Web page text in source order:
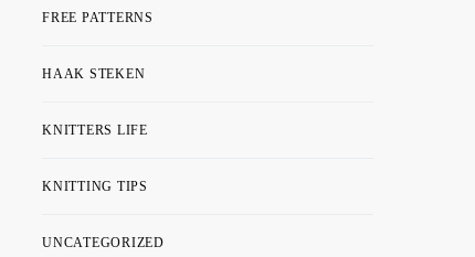
FREE PATTERNS
HAAK STEKEN
KNITTERS LIFE
KNITTING TIPS
UNCATEGORIZED